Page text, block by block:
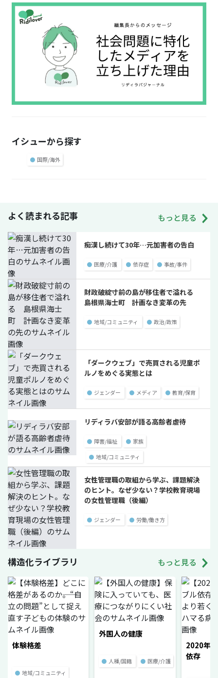
イシューから探す
● 国際/海外
よく読まれる記事 もっと見る
痴漢し続けて30年…元加害者の告白
● 医療/介護 ● 依存症 ● 事故/事件
財政破綻寸前の島が移住者で溢れる
島根県海士町 計画なき変革の先
● 地域/コミュニティ ● 政治/政策
「ダークウェブ」で売買される児童ポ
ルノをめぐる実態とは
● ジェンダー ● メディア ● 教育/保育
リディラバ安部が語る高齢者虐待
● 障害/福祉 ● 家族
● 地域/コミュニティ
女性管理職の取組から学ぶ、課題解決
のヒント。なぜ少ない？学校教育現場
の女性管理職（後編）
● ジェンダー ● 労働/働き方
構造化ライブラリ もっと見る
体験格差
● 地域/コミュニティ
外国人の健康
● 人種/国籍 ● 医療/介護
2020年
依存